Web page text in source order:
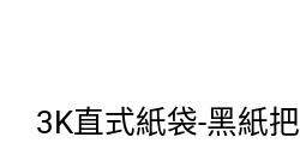
3K直式紙袋-黑紙把